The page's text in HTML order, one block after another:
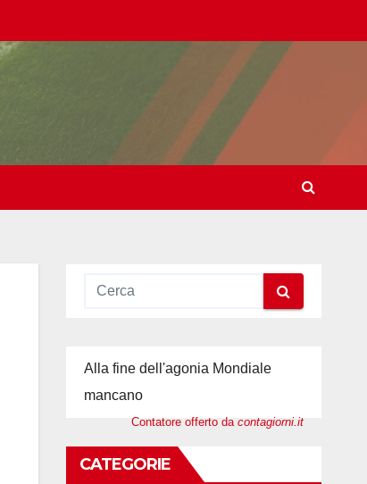
Alla fine dell'agonia Mondiale
mancano
Contatore offerto da contagiorni.it
CATEGORIE